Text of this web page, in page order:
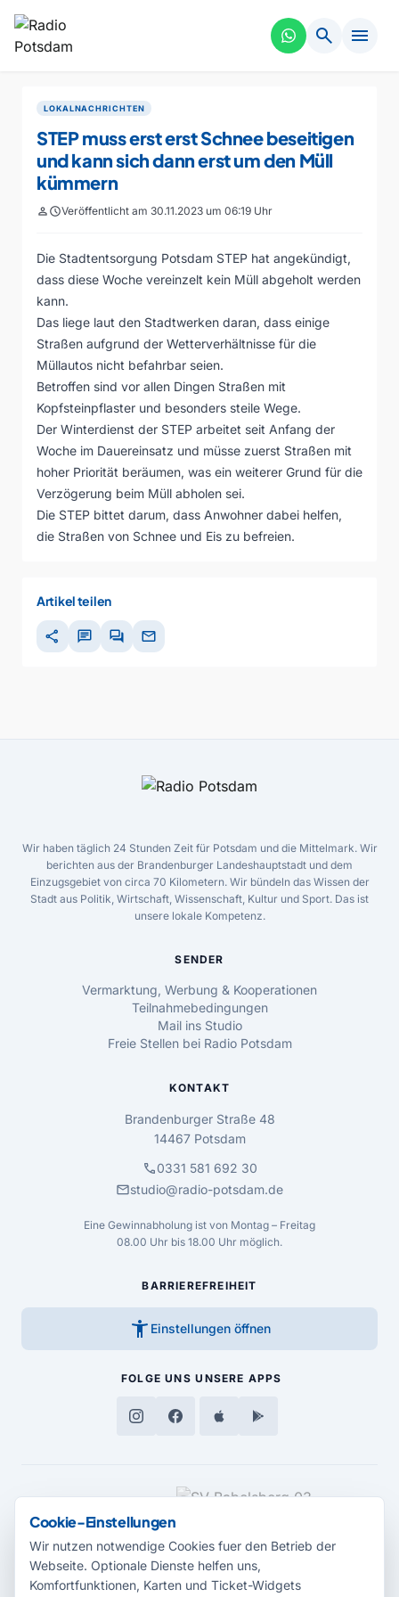
search menu
LOKALNACHRICHTEN
STEP muss erst erst Schnee beseitigen
und kann sich dann erst um den Müll
kümmern
personscheduleVeröffentlicht am 30.11.2023 um 06:19 Uhr
Die Stadtentsorgung Potsdam STEP hat angekündigt,
dass diese Woche vereinzelt kein Müll abgeholt werden
kann.
Das liege laut den Stadtwerken daran, dass einige
Straßen aufgrund der Wetterverhältnisse für die
Müllautos nicht befahrbar seien.
Betroffen sind vor allen Dingen Straßen mit
Kopfsteinpflaster und besonders steile Wege.
Der Winterdienst der STEP arbeitet seit Anfang der
Woche im Dauereinsatz und müsse zuerst Straßen mit
hoher Priorität beräumen, was ein weiterer Grund für die
Verzögerung beim Müll abholen sei.
Die STEP bittet darum, dass Anwohner dabei helfen,
die Straßen von Schnee und Eis zu befreien.
Artikel teilen
share chat forum mail
Wir haben täglich 24 Stunden Zeit für Potsdam und die Mittelmark. Wir
berichten aus der Brandenburger Landeshauptstadt und dem
Einzugsgebiet von circa 70 Kilometern. Wir bündeln das Wissen der
Stadt aus Politik, Wirtschaft, Wissenschaft, Kultur und Sport. Das ist
unsere lokale Kompetenz.
SENDER
Vermarktung, Werbung & Kooperationen
Teilnahmebedingungen
Mail ins Studio
Freie Stellen bei Radio Potsdam
KONTAKT
Brandenburger Straße 48
14467 Potsdam
call0331 581 692 30
mailstudio@radio-potsdam.de
Eine Gewinnabholung ist von Montag – Freitag
08.00 Uhr bis 18.00 Uhr möglich.
BARRIEREFREIHEIT
accessibility_new Einstellungen öffnen
FOLGE UNS UNSERE APPS
MEDIENPARTNER
Cookie-Einstellungen
Wir nutzen notwendige Cookies fuer den Betrieb der
Webseite. Optionale Dienste helfen uns,
Komfortfunktionen, Karten und Ticket-Widgets